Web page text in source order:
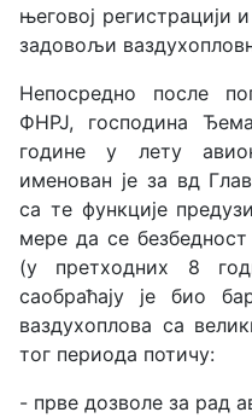
његовој регистрацији
задовољи
Непосредно после
ФНРЈ, господина
године у лету
именован је за вд
са те функције
мере да се
(у претходних 8
саобраћају је био
ваздухоплова са
тог периода потичу:
- прве дозволе за рад